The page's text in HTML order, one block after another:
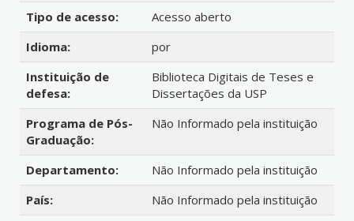
Tipo de acesso:
Acesso aberto
Idioma:
por
Instituição de
defesa:
Biblioteca Digitais de Teses e
Dissertações da USP
Programa de Pós-
Graduação:
Não Informado pela instituição
Departamento:
Não Informado pela instituição
País:
Não Informado pela instituição